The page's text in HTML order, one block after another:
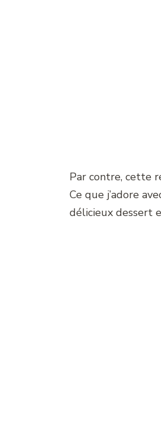
Par contre, cette
Ce que j’adore
délicieux dessert